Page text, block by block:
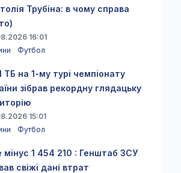
Трубіна: в чому справа
16:01
Футбол
ТБ на 1-му турі чемпіонату
зібрав рекордну глядацьку
15:01
Футбол
мінус 1 454 210 : Генштаб ЗСУ
свіжі дані втрат